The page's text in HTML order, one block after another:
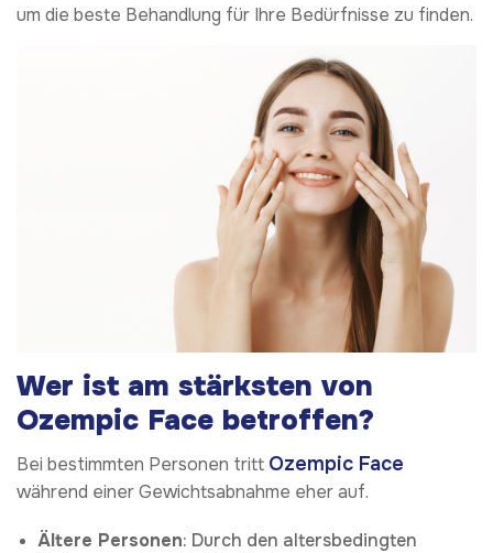
um die beste Behandlung für Ihre Bedürfnisse zu finden.
Wer ist am stärksten von
Ozempic Face betroffen?
Bei bestimmten Personen tritt Ozempic Face
während einer Gewichtsabnahme eher auf.
Ältere Personen: Durch den altersbedingten